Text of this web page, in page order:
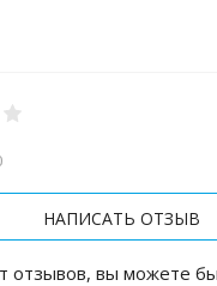
НАПИСАТЬ ОТЗЫВ
отзывов, вы можете